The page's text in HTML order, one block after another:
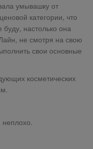
умывашку от
категории, что
буду, настолько она
не смотря на свою
свои основные
косметических